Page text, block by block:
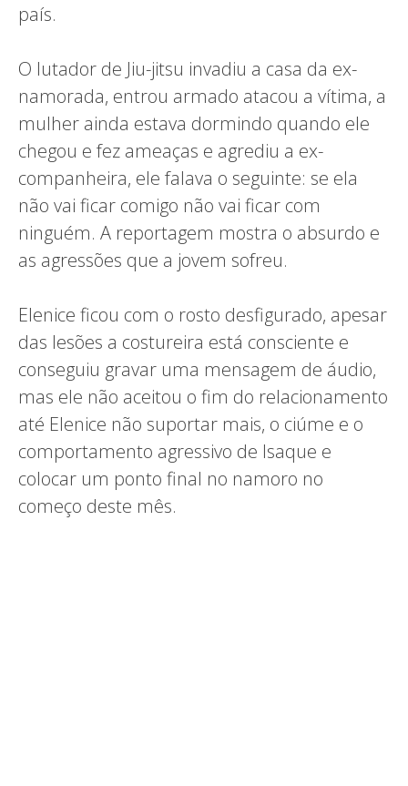
país.
O lutador de Jiu-jitsu invadiu a casa da ex-
namorada, entrou armado atacou a vítima, a
mulher ainda estava dormindo quando ele
chegou e fez ameaças e agrediu a ex-
companheira, ele falava o seguinte: se ela
não vai ficar comigo não vai ficar com
ninguém. A reportagem mostra o absurdo e
as agressões que a jovem sofreu.
Elenice ficou com o rosto desfigurado, apesar
das lesões a costureira está consciente e
conseguiu gravar uma mensagem de áudio,
mas ele não aceitou o fim do relacionamento
até Elenice não suportar mais, o ciúme e o
comportamento agressivo de Isaque e
colocar um ponto final no namoro no
começo deste mês.